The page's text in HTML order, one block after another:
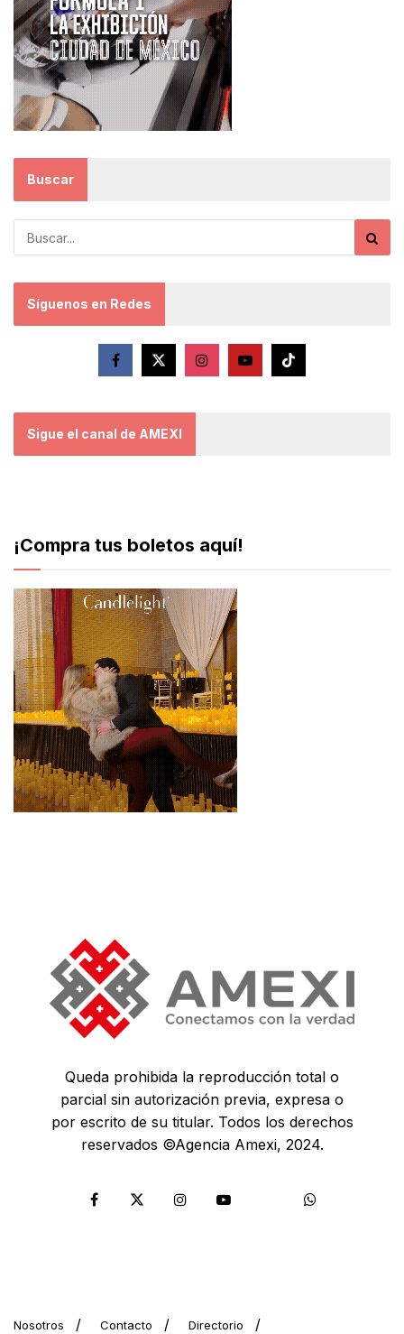
Buscar
Síguenos en Redes
Sigue el canal de AMEXI
¡Compra tus boletos aquí!
Queda prohibida la reproducción total o
parcial sin autorización previa, expresa o
por escrito de su titular. Todos los derechos
reservados ©Agencia Amexi, 2024.
Nosotros Contacto Directorio